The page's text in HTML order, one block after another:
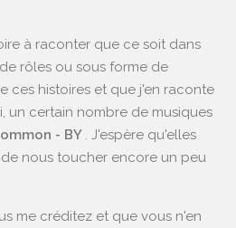
à raconter que ce soit dans
rôles ou sous forme de
ces histoires et que j'en raconte
un certain nombre de musiques
- BY . J'espère qu'elles
nous toucher encore un peu
me créditez et que vous n'en